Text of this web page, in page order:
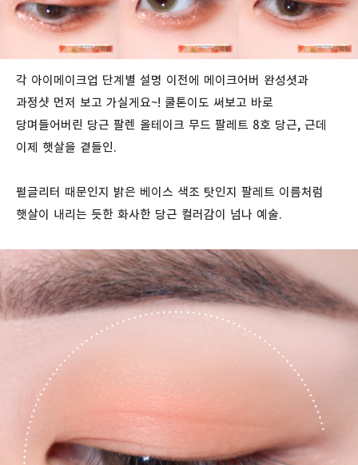
각 아이메이크업 단계별 설명 이전에 메이크어버 완성셧과
과정샷 먼저 보고 가실게요~! 쿨톤이도 써보고 바로
당며들어버린 당근 팔렌 올테이크 무드 팔레트 8호 당근, 근데
이제 햇살을 곁들인.
펄글리터 때문인지 밝은 베이스 색조 탓인지 팔레트 이름처럼
햇살이 내리는 듯한 화사한 당근 컬러감이 넘나 예술.